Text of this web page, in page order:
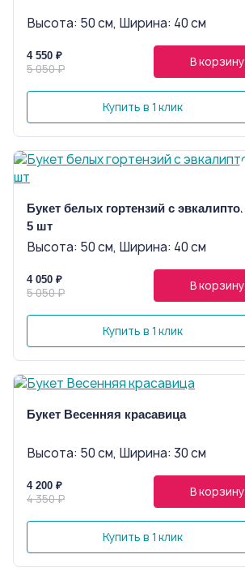
Высота: 50 см, Ширина: 40 см
4 550 ₽
5 050 ₽ В корзину
Купить в 1 клик
Букет белых гортензий с эвкалиптом
5 шт
Высота: 50 см, Ширина: 40 см
4 050 ₽
5 050 ₽ В корзину
Купить в 1 клик
Букет Весенняя красавица
Высота: 50 см, Ширина: 30 см
4 200 ₽
4 350 ₽ В корзину
Купить в 1 клик